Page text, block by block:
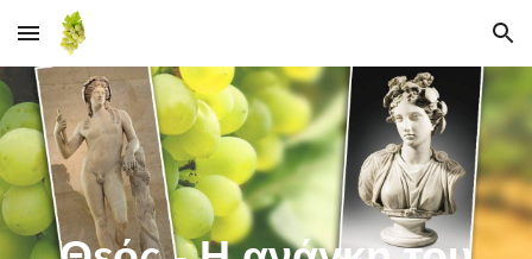
Skip to main content Skip to navigation